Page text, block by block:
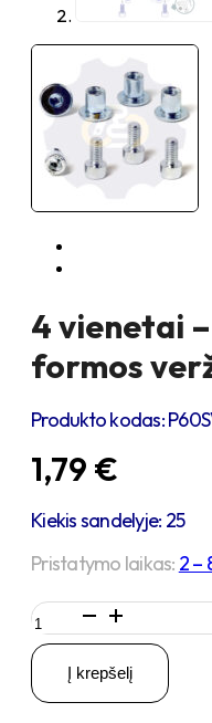
4 vienetai
formos
Produkto kodas:
1,79 €
Kiekis sandelyje: 25
Pristatymo laikas: 2 –
produkto
kiekis:
4
vienetai
–
Į krepšelį